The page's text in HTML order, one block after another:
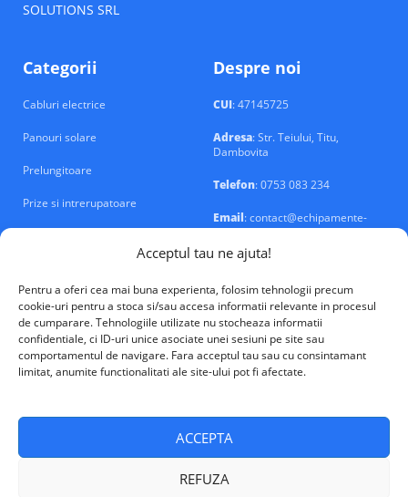
Acceptul tau ne ajuta!
Pentru a oferi cea mai buna experienta, folosim tehnologii precum
cookie-uri pentru a stoca si/sau accesa informatii relevante in procesul
de cumparare. Tehnologiile utilizate nu stocheaza informatii
confidentiale, ci ID-uri unice asociate unei sesiuni pe site sau
comportamentul de navigare. Fara acceptul tau sau cu consintamant
limitat, anumite functionalitati ale site-ului pot fi afectate.
ACCEPTA
REFUZA
SOLUTIONS SRL
Categorii
Cabluri electrice
Panouri solare
Prelungitoare
Prize si intrerupatoare
Despre noi
CUI: 47145725
Adresa: Str. Teiului, Titu,
Dambovita
Telefon: 0753 083 234
Email: contact@echipamente-
electrice.ro
VALM Electrical Solutions © 2026